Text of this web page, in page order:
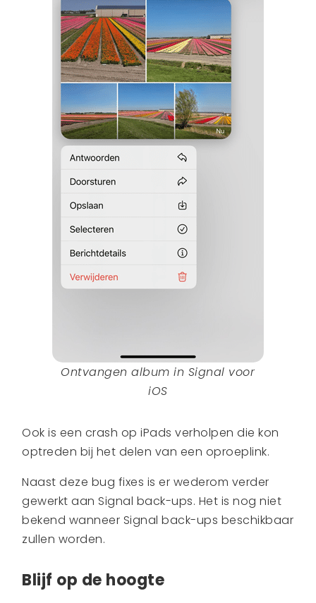
Ontvangen album in Signal voor
iOS
Ook is een crash op iPads verholpen die kon
optreden bij het delen van een oproeplink.
Naast deze bug fixes is er wederom verder
gewerkt aan Signal back-ups. Het is nog niet
bekend wanneer Signal back-ups beschikbaar
zullen worden.
Blijf op de hoogte